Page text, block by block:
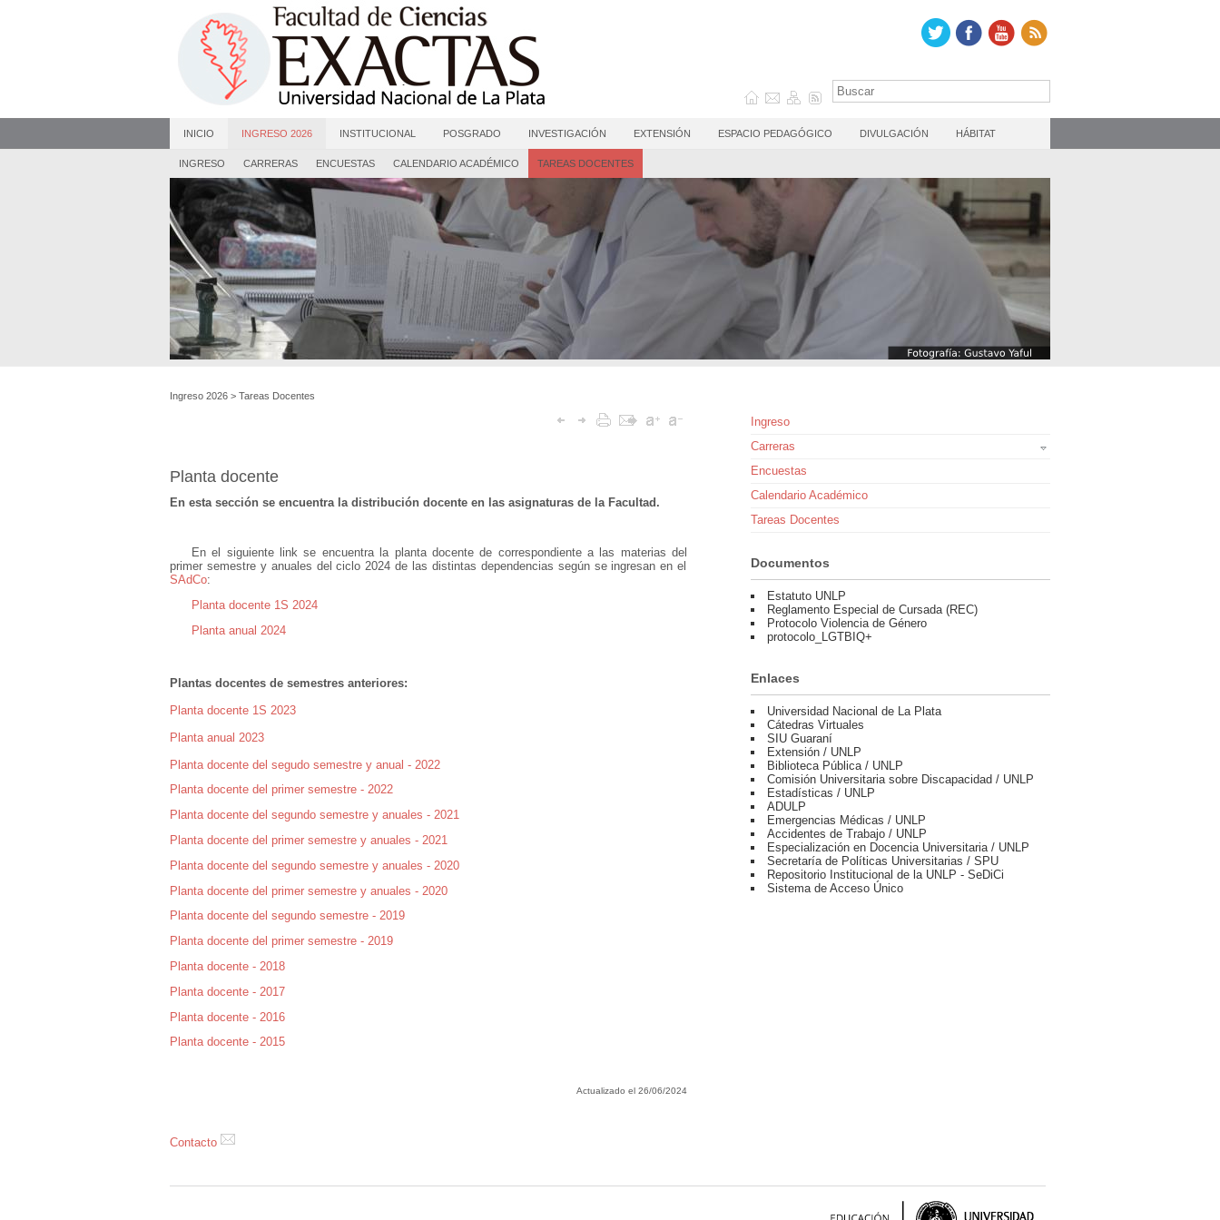
INICIO INGRESO 2026 INSTITUCIONAL POSGRADO INVESTIGACIÓN EXTENSIÓN ESPACIO PEDAGÓGICO DIVULGACIÓN HÁBITAT
INGRESO CARRERAS ENCUESTAS CALENDARIO ACADÉMICO TAREAS DOCENTES
Ingreso 2026 > Tareas Docentes
Planta docente
En esta sección se encuentra la distribución docente en las asignaturas de la Facultad.
En el siguiente link se encuentra la planta docente de correspondiente a las materias del
primer semestre y anuales del ciclo 2024 de las distintas dependencias según se ingresan en el
SAdCo:
Planta docente 1S 2024
Planta anual 2024
Plantas docentes de semestres anteriores:
Planta docente 1S 2023
Planta anual 2023
Planta docente del segudo semestre y anual - 2022
Planta docente del primer semestre - 2022
Planta docente del segundo semestre y anuales - 2021
Planta docente del primer semestre y anuales - 2021
Planta docente del segundo semestre y anuales - 2020
Planta docente del primer semestre y anuales - 2020
Planta docente del segundo semestre - 2019
Planta docente del primer semestre - 2019
Planta docente - 2018
Planta docente - 2017
Planta docente - 2016
Planta docente - 2015
Actualizado el 26/06/2024
Contacto
Ingreso
Carreras
Encuestas
Calendario Académico
Tareas Docentes
Documentos
Estatuto UNLP
Reglamento Especial de Cursada (REC)
Protocolo Violencia de Género
protocolo_LGTBIQ+
Enlaces
Universidad Nacional de La Plata
Cátedras Virtuales
SIU Guaraní
Extensión / UNLP
Biblioteca Pública / UNLP
Comisión Universitaria sobre Discapacidad / UNLP
Estadísticas / UNLP
ADULP
Emergencias Médicas / UNLP
Accidentes de Trabajo / UNLP
Especialización en Docencia Universitaria / UNLP
Secretaría de Políticas Universitarias / SPU
Repositorio Institucional de la UNLP - SeDiCi
Sistema de Acceso Único